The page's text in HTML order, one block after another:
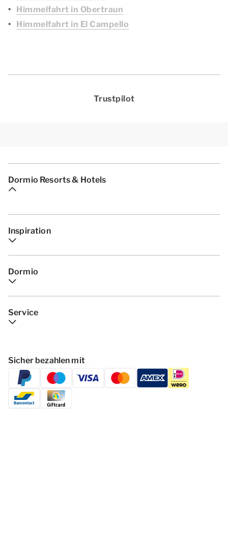
Himmelfahrt in Obertraun
Himmelfahrt in El Campello
Trustpilot
Dormio Resorts & Hotels
Inspiration
Dormio
Service
Sicher bezahlen mit